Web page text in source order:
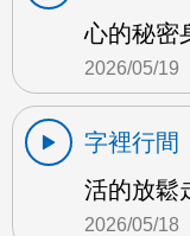
心的秘密
2026/05/19
字裡行間
活的放鬆
2026/05/18